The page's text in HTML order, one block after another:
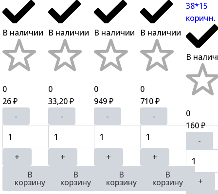
В наличии
0
26 ₽
-
+
В
корзину
В наличии
0
33,20₽
-
+
В
корзину
В наличии
0
949₽
-
+
В
корзину
В наличии
0
710 ₽
-
+
В
корзину
38*15
коричн.
В
0
160₽
-
+